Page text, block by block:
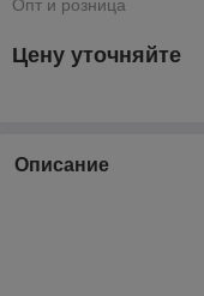
Опт и розница
Цену уточняйте
Описание